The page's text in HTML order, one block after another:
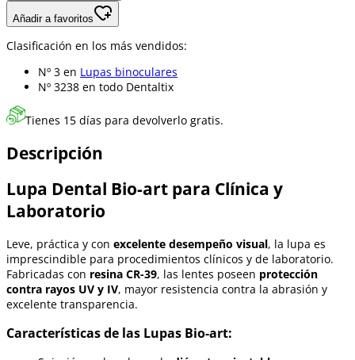
Añadir a favoritos
Clasificación en los más vendidos:
Nº 3 en Lupas binoculares
Nº 3238 en todo Dentaltix
Tienes 15 días para devolverlo gratis.
Descripción
Lupa Dental Bio-art para Clínica y
Laboratorio
Leve, práctica y con excelente desempeño visual, la lupa es
imprescindible para procedimientos clínicos y de laboratorio.
Fabricadas con resina CR-39, las lentes poseen protección
contra rayos UV y IV, mayor resistencia contra la abrasión y
excelente transparencia.
Características de las Lupas Bio-art: